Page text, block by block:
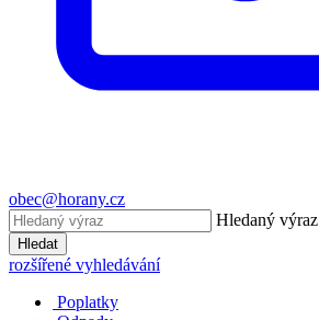
obec@horany.cz
Hledaný výraz
Hledat
rozšířené vyhledávání
Poplatky